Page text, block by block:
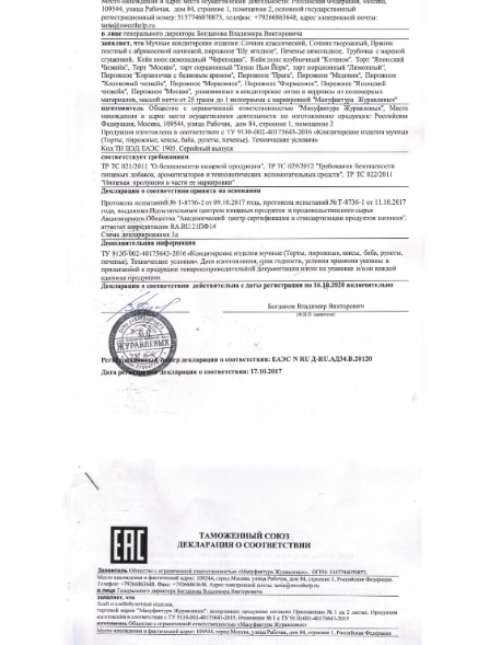
Мы собираем файлы
http://zhfactory.ru/privacy
Пн. – пт.: 9:00–18:00
Сб.– Вс.: выходной
ООО «Мануфактура
Журавлевых» ОГРН:
Преимущество
Продукция
Главная
Автопарк
ЗАПРОСИТЬ ПРАЙС
Доставка
Сотрудничаем
Оборудование
Прайс
Круассаны
Находимся внутри ТТК,